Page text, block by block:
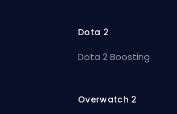
Dota 2
Dota 2 Boosting
Overwatch 2